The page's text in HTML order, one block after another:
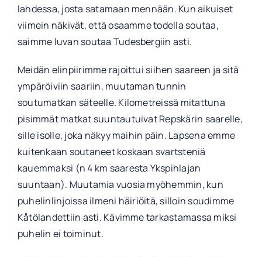
lahdessa, josta satamaan mennään. Kun aikuiset
viimein näkivät, että osaamme todella soutaa,
saimme luvan soutaa Tudesbergiin asti.
Meidän elinpiirimme rajoittui siihen saareen ja sitä
ympäröiviin saariin, muutaman tunnin
soutumatkan säteelle. Kilometreissä mitattuna
pisimmät matkat suuntautuivat Repskärin saarelle,
sille isolle, joka näkyy maihin päin. Lapsena emme
kuitenkaan soutaneet koskaan svartsteniä
kauemmaksi (n 4 km saaresta Ykspihlajan
suuntaan). Muutamia vuosia myöhemmin, kun
puhelinlinjoissa ilmeni häiriöitä, silloin soudimme
Kåtölandettiin asti. Kävimme tarkastamassa miksi
puhelin ei toiminut.